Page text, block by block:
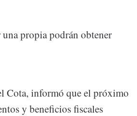
propia podrán obtener
Cota, informó que el próximo
y beneficios fiscales